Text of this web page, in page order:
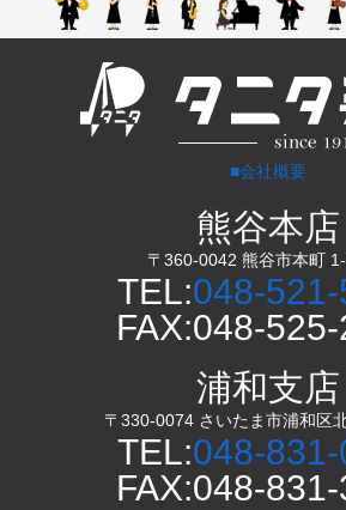
■会社概要
熊谷本店
〒360-0042 熊谷市本町
TEL:048-
FAX:048-
浦和支店
〒330-0074 さいたま市浦和区
TEL:048-
FAX:048-